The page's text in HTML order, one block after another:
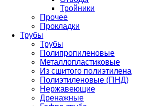
Тройники
Прочее
Прокладки
Трубы
Трубы
Полипропиленовые
Металлопластиковые
Из сшитого полиэтилена
Полиэтиленовые (ПНД)
Нержавеющие
Дренажные